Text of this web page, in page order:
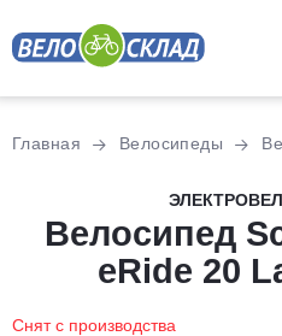
Главная Велосипеды
Велосипед
eRide 20
Снят с производства
Разбейте
оплатуна
без переплат